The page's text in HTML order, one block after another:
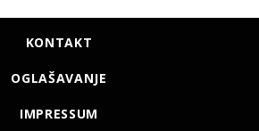
KONTAKT
OGLAŠAVANJE
IMPRESSUM